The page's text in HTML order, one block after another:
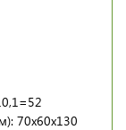
70х60х130